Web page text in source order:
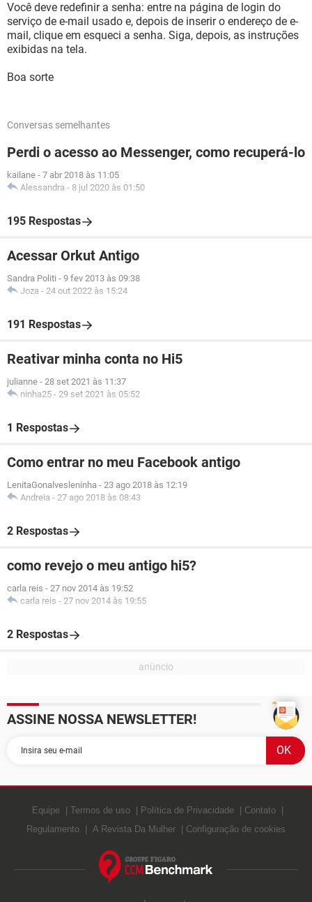
Você deve redefinir a senha: entre na página de login do
serviço de e-mail usado e, depois de inserir o endereço de e-
mail, clique em esqueci a senha. Siga, depois, as instruções
exibidas na tela.
Boa sorte
Conversas semelhantes
Perdi o acesso ao Messenger, como recuperá-lo
kailane - 7 abr 2018 às 11:05
Alessandra - 8 jul 2020 às 01:50
195 Respostas
Acessar Orkut Antigo
Sandra Politi - 9 fev 2013 às 09:38
Joza - 24 out 2022 às 15:24
191 Respostas
Reativar minha conta no Hi5
julianne - 28 set 2021 às 11:37
ninha25 - 29 set 2021 às 05:52
1 Respostas
Como entrar no meu Facebook antigo
LenitaGonalvesleninha - 23 ago 2018 às 12:19
Andreia - 27 ago 2018 às 08:43
2 Respostas
como revejo o meu antigo hi5?
carla reis - 27 nov 2014 às 19:52
carla reis - 27 nov 2014 às 19:55
2 Respostas
ASSINE NOSSA NEWSLETTER!
Equipe Termos de uso Política de Privacidade
Contato
Regulamento
A Revista Da Mulher Configuração de cookies